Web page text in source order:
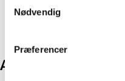
Nødvendig
Præferencer
Andre kunder købte